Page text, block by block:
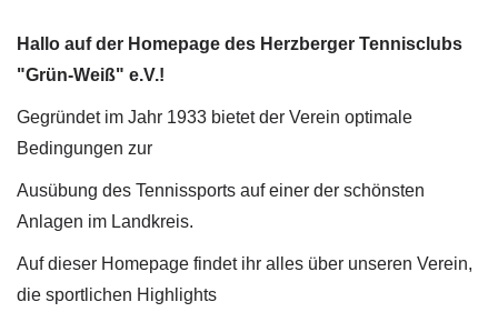
Hallo auf der Homepage des Herzberger Tennisclubs
"Grün-Weiß" e.V.!
Gegründet im Jahr 1933 bietet der Verein optimale
Bedingungen zur
Ausübung des Tennissports auf einer der schönsten
Anlagen im Landkreis.
Auf dieser Homepage findet ihr alles über unseren Verein,
die sportlichen Highlights